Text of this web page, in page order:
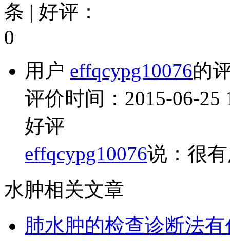
条 | 好评：
0
用户 effqcypg10076的
评价时间：2015-06-25
好评
effqcypg10076说：很
水肿相关文章
肺水肿的检查诊断法